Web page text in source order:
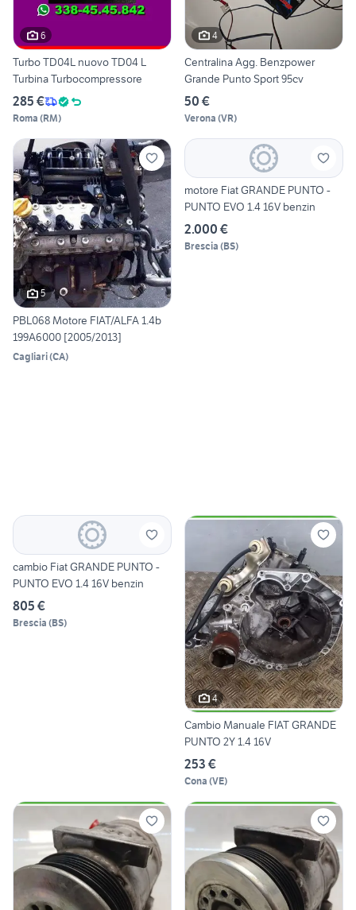
6
Turbo TD04L nuovo TD04 L
Turbina Turbocompressore
285 €
Roma (RM)
4
Centralina Agg. Benzpower
Grande Punto Sport 95cv
50 €
Verona (VR)
5
PBL068 Motore FIAT/ALFA 1.4b
199A6000 [2005/2013]
Cagliari(CA)
motore Fiat GRANDE PUNTO -
PUNTO EVO 1.4 16V benzin
2.000 €
Brescia (BS)
cambio Fiat GRANDE PUNTO -
PUNTO EVO 1.4 16V benzin
805 €
Brescia (BS)
4
Cambio Manuale FIAT GRANDE
PUNTO 2Y 1.4 16V
253 €
Cona (VE)